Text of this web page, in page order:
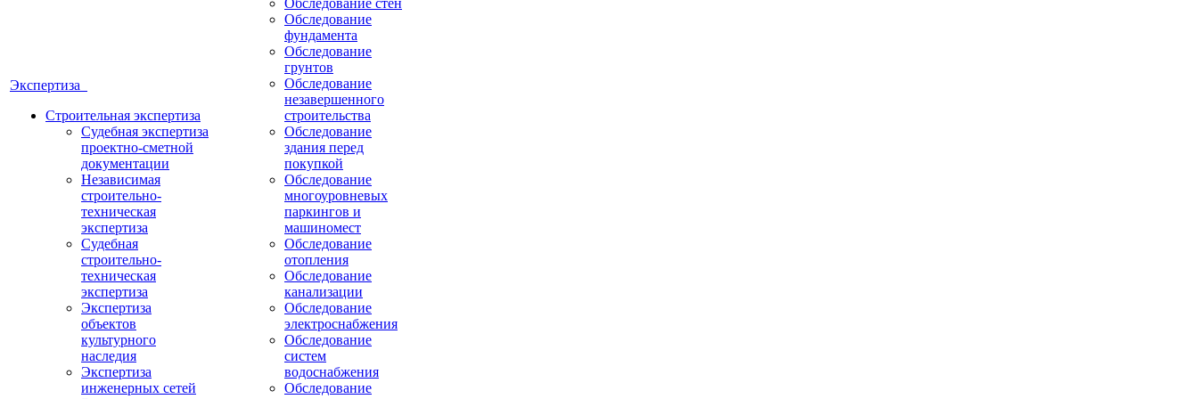
Экспертиза
Строительная экспертиза
Судебная экспертиза
проектно-сметной
документации
Независимая
строительно-
техническая
экспертиза
Судебная
строительно-
техническая
экспертиза
Экспертиза
объектов
культурного
наследия
Экспертиза
инженерных сетей
Обследование стен
Обследование
фундамента
Обследование
грунтов
Обследование
незавершенного
строительства
Обследование
здания перед
покупкой
Обследование
многоуровневых
паркингов и
машиномест
Обследование
отопления
Обследование
канализации
Обследование
электроснабжения
Обследование
систем
водоснабжения
Обследование